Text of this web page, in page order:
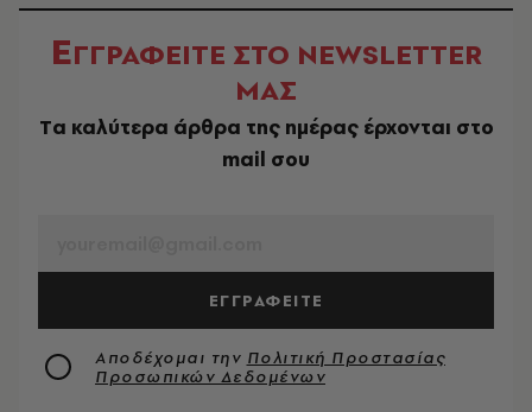
ΕΓΓΡΑΦΕΙΤΕ ΣΤΟ NEWSLETTER
ΜΑΣ
Tα καλύτερα άρθρα της ημέρας έρχονται στο
mail σου
ΕΓΓΡΑΦΕΙΤΕ
Αποδέχομαι την Πολιτική Προστασίας
Προσωπικών Δεδομένων